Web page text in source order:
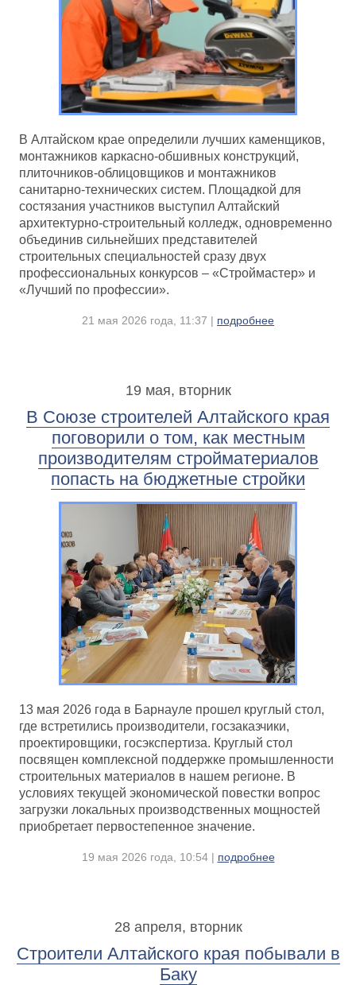
В Алтайском крае определили лучших каменщиков,
монтажников каркасно-обшивных конструкций,
плиточников-облицовщиков и монтажников
санитарно-технических систем. Площадкой для
состязания участников выступил Алтайский
архитектурно-строительный колледж, одновременно
объединив сильнейших представителей
строительных специальностей сразу двух
профессиональных конкурсов – «Строймастер» и
«Лучший по профессии».
21 мая 2026 года, 11:37 | подробнее
19 мая, вторник
В Союзе строителей Алтайского края
поговорили о том, как местным
производителям стройматериалов
попасть на бюджетные стройки
13 мая 2026 года в Барнауле прошел круглый стол,
где встретились производители, госзаказчики,
проектировщики, госэкспертиза. Круглый стол
посвящен комплексной поддержке промышленности
строительных материалов в нашем регионе. В
условиях текущей экономической повестки вопрос
загрузки локальных производственных мощностей
приобретает первостепенное значение.
19 мая 2026 года, 10:54 | подробнее
28 апреля, вторник
Строители Алтайского края побывали в
Баку